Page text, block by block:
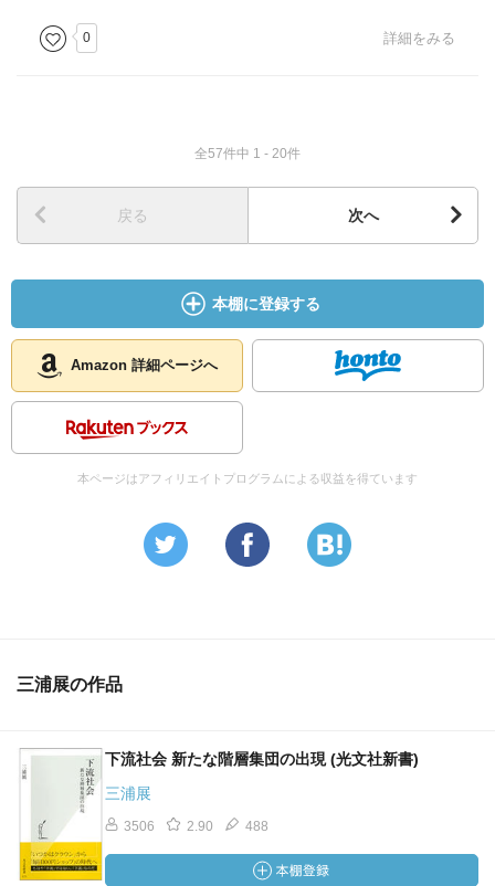
0 詳細をみる
全57件中 1 - 20件
戻る 次へ
本棚に登録する
Amazon 詳細ページへ
本ページはアフィリエイトプログラムによる収益を得ています
三浦展の作品
下流社会 新たな階層集団の出現 (光文社新書)
三浦展
3506 2.90 488